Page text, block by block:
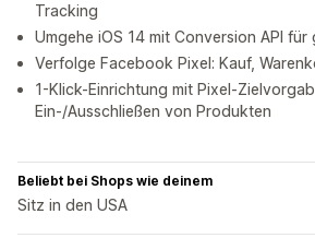
Tracking
Umgehe iOS 14 mit Conversion API
Verfolge Facebook Pixel: Kauf,
1-Klick-Einrichtung mit Pixel-
Ein-/Ausschließen von Produkten
Beliebt bei Shops wie deinem
Sitz in den USA